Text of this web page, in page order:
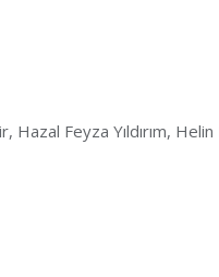
Feyza Yıldırım, Helin